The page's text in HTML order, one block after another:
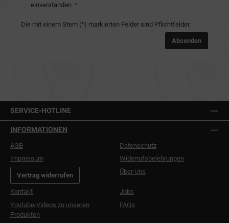
einverstanden.*
Die mit einem Stern (*) markierten Felder sind Pflichtfelder.
Absenden
SERVICE-HOTLINE
INFORMATIONEN
AGB
Datenschutz
Impressum
Widerrufsbelehrungen
Vertrag widerrufen Über Uns
Kontakt
Jobs
Youtube-Videos zu unseren
Produkten
FAQs